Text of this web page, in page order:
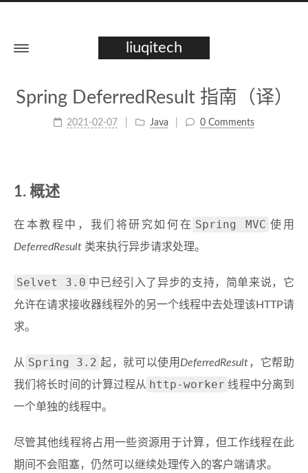
liuqitech
Spring DeferredResult 指南（译）
2021-02-07 Java 0 Comments
1. 概述
在本教程中，我们将研究如何在 Spring MVC 使用
DeferredResult 类来执行异步请求处理。
Selvet 3.0 中已经引入了异步的支持，简单来说，它
允许在请求接收器线程外的另一个线程中去处理该HTTP请
求。
从 Spring 3.2 起，就可以使用 DeferredResult，它帮助
我们将长时间的计算过程从 http-worker 线程中分离到
一个单独的线程中。
尽管其他线程将占用一些资源用于计算，但工作线程在此
期间不会阻塞，仍然可以继续处理传入的客户端请求。